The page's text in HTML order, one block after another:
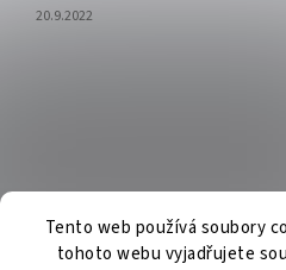
Tento web používá soubory
tohoto webu vyjadřujete
20.9.2022